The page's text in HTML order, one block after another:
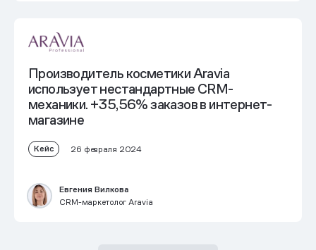
Производитель косметики Aravia
использует нестандартные CRM-
механики. +35,56% заказов в интернет-
магазине
Кейс 26 февраля 2024
Евгения Вилкова
CRM-маркетолог Aravia